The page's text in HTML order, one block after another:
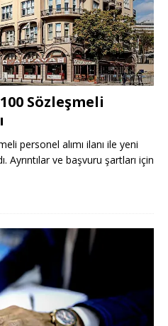
Sözleşmeli
personel alımı ilanı ile yeni
Ayrıntılar ve başvuru şartları için